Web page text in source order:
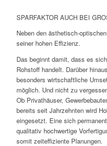
SPARFAKTOR AUCH BEI
Neben den ästhetisch-
seiner hohen Effizienz.
Das beginnt damit, dass es
Rohstoff handelt. Darüber
besonders wirtschaftliche
möglich. Und nicht zu
Ob Privathäuser,
bereits seit Jahrzehnten wird
eingesetzt. Eine sich
qualitativ hochwertige
somit zeiteffiziente Planungen.